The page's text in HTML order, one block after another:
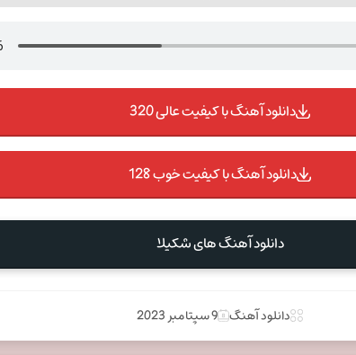
دانلود آهنگ با کیفیت عالی 320
دانلود آهنگ با کیفیت خوب 128
دانلود آهنگ های شکيلا
دانلود آهنگ 9 سپتامبر 2023